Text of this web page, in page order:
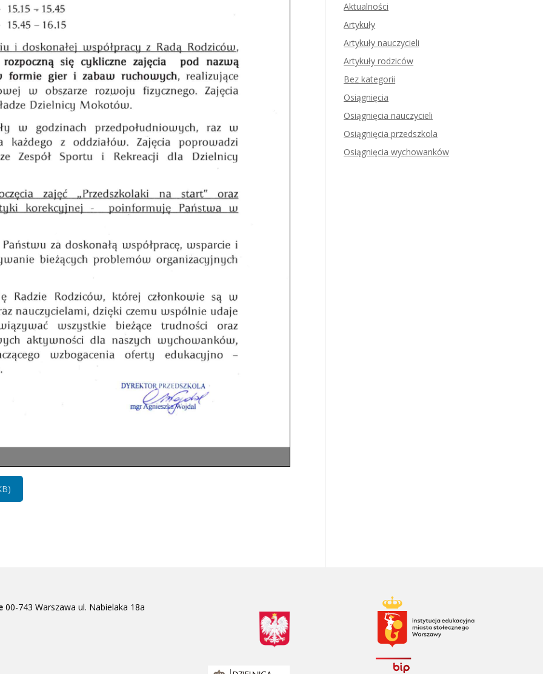
Aktualności
Artykuły
Artykuły nauczycieli
Artykuły rodziców
Bez kategorii
Osiągnięcia
Osiągnięcia nauczycieli
Osiągnięcia przedszkola
Osiągnięcia wychowanków
00-743 Warszawa ul. Nabielaka 18a